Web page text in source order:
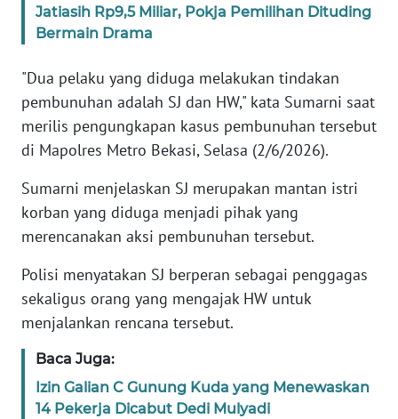
Jatiasih Rp9,5 Miliar, Pokja Pemilihan Dituding
Bermain Drama
"Dua pelaku yang diduga melakukan tindakan
pembunuhan adalah SJ dan HW," kata Sumarni saat
merilis pengungkapan kasus pembunuhan tersebut
di Mapolres Metro Bekasi, Selasa (2/6/2026).
Sumarni menjelaskan SJ merupakan mantan istri
korban yang diduga menjadi pihak yang
merencanakan aksi pembunuhan tersebut.
Polisi menyatakan SJ berperan sebagai penggagas
sekaligus orang yang mengajak HW untuk
menjalankan rencana tersebut.
Baca Juga:
Izin Galian C Gunung Kuda yang Menewaskan
14 Pekerja Dicabut Dedi Mulyadi
PEDOMAN
MEDIA
SIBER
REDAKSI
KARIR
DISCLAIMER
Wahana
News
WN
SUMUT
JAKARTA